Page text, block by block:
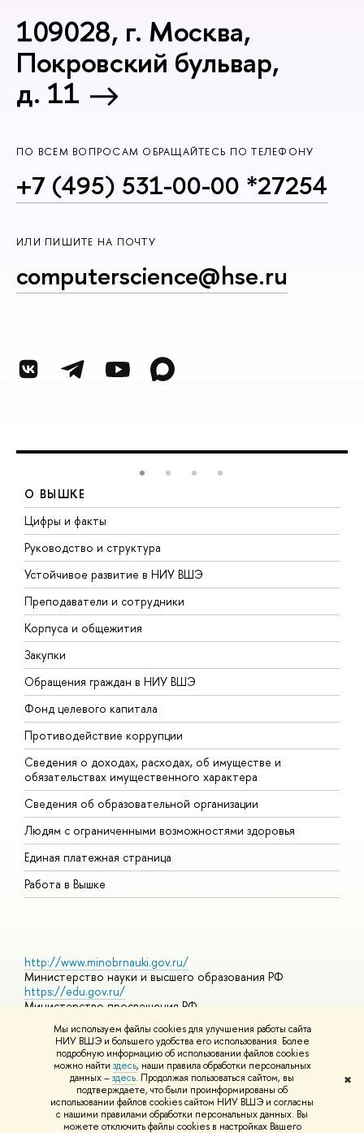
Мы используем файлы cookies для улучшения работы сайта
НИУ ВШЭ и большего удобства его использования. Более
подробную информацию об использовании файлов cookies
можно найти здесь, наши правила обработки персональных
данных –здесь. Продолжая пользоваться сайтом, вы
подтверждаете, что были проинформированы об
использовании файлов cookies сайтом НИУ ВШЭ и согласны
с нашими правилами обработки персональных данных. Вы
можете отключить файлы cookies в настройках Вашего
✖
109028, г. Москва,
Покровский бульвар,
д. 11
ПО ВСЕМ ВОПРОСАМ ОБРАЩАЙТЕСЬ ПО ТЕЛЕФОНУ
+7 (495) 531-00-00 *27254
ИЛИ ПИШИТЕ НА ПОЧТУ
computerscience@hse.ru
О ВЫШКЕ
Цифры и факты
Руководство и структура
Устойчивое развитие в НИУ ВШЭ
Преподаватели и сотрудники
Корпуса и общежития
Закупки
Обращения граждан в НИУ ВШЭ
Фонд целевого капитала
Противодействие коррупции
Сведения о доходах, расходах, об имуществе и
обязательствах имущественного характера
Сведения об образовательной организации
Людям с ограниченными возможностями здоровья
Единая платежная страница
Работа в Вышке
http://www.minobrnauki.gov.ru/
Министерство науки и высшего образования РФ
https://edu.gov.ru/
Министерство просвещения РФ
https://elearning.hse.ru/mooc
Массовые открытые онлайн-курсы
© НИУ ВШЭ 1993–2026 Адреса и контактыУсловия
использования материалов Политика конфиденциальности
Шрифты HSE Sans и HSE Slab разработаны вШколе дизайна НИУ